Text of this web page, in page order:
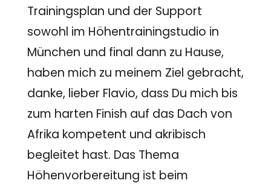
Trainingsplan und der Support
sowohl im Höhentrainingstudio in
München und final dann zu Hause,
haben mich zu meinem Ziel gebracht,
danke, lieber Flavio, dass Du mich bis
zum harten Finish auf das Dach von
Afrika kompetent und akribisch
begleitet hast. Das Thema
Höhenvorbereitung ist beim